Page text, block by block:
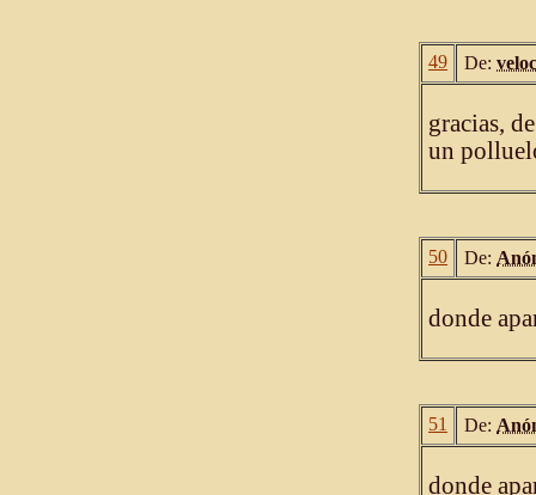
49 De:
gracias,
un
50 De:
donde
51 De:
donde